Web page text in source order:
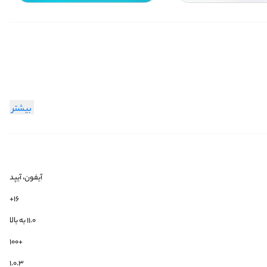
سه تا مهره مختلف رو انتخاب کنی.
بیشتر
آیفون، آیپد
۱۶+
۱۱.۰ به بالا
+100
1.0.3